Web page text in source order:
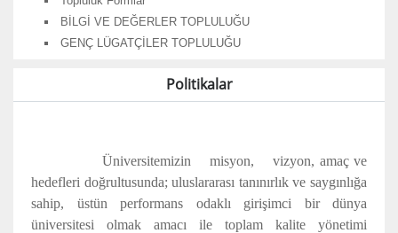
BİLGİ VE DEĞERLER TOPLULUĞU
GENÇ LÜGATÇİLER TOPLULUĞU
Politikalar
Üniversitemizin misyon, vizyon, amaç ve
hedefleri doğrultusunda; uluslararası tanınırlık ve saygınlığa
sahip, üstün performans odaklı girişimci bir dünya
üniversitesi olmak amacı ile toplam kalite yönetimi